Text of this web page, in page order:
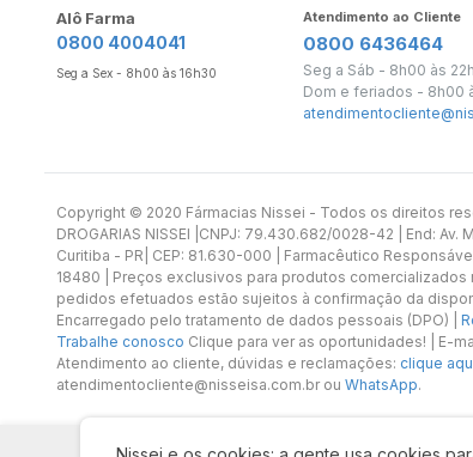
Alô Farma
0800 4004041
Seg a Sex - 8h00 às 16h30
Atendimento ao Cliente
0800 6436464
Seg a Sáb - 8h00 às
Dom e feriados - 8h00
Copyright ©️ 2020 Fármacias Nissei - Todos os direitos
DROGARIAS NISSEI |CNPJ: 79.430.682/0028-42 | End:
Curitiba - PR| CEP: 81.630-000 | Farmacêutico
18480 | Preços exclusivos para produtos comercializados
pedidos efetuados estão sujeitos à confirmação da
Encarregado pelo tratamento de dados pessoais (DPO) |
Trabalhe conosco Clique para ver as oportunidades! | E-
Atendimento ao cliente, dúvidas e reclamações: clique
atendimentocliente@nisseisa.com.br ou WhatsApp.